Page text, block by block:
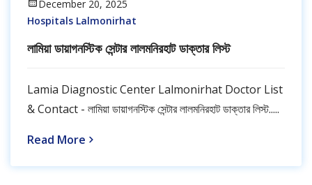
December 20, 2025
Hospitals Lalmonirhat
লামিয়া ডায়াগনস্টিক সেন্টার লালমনিরহাট ডাক্তার লিস্ট
Lamia Diagnostic Center Lalmonirhat Doctor List
& Contact - লামিয়া ডায়াগনস্টিক সেন্টার লালমনিরহাট ডাক্তার লিস্ট.....
Read More